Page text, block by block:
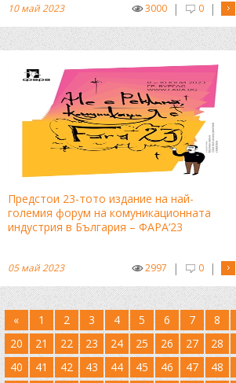
|
0
|
3000
10 май 2023
Предстои 23-тото издание на най-
големия форум на комуникационната
индустрия в България – ФАРА‘23
|
0
|
2997
05 май 2023
« 1 2 3 4 5 6 7 8
20
21 22 23 24 25 26 27 28
40
41 42 43 44 45 46 47 48